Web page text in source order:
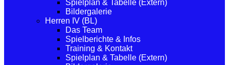
Spielplan & Tabelle (Extern)
Bildergalerie
Herren IV (BL)
Das Team
Spielberichte & Infos
Training & Kontakt
Spielplan & Tabelle (Extern)